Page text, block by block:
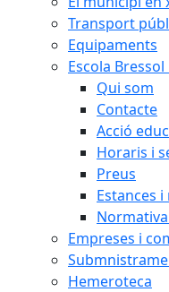
Transport
Equipaments
Escola
Qui som
Contacte
Acció
Horaris i
Preus
Estances
Empreses i
Hemeroteca